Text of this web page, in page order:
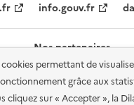
permettant de
grâce aux
cliquez sur « Accepter », la
info.gouv.fr
Nos partenaires